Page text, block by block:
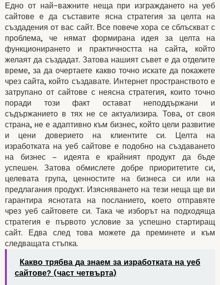
1. ИЗБОР НА
ИЗРАБОТКА НА УЕБ
Едно от най-важните неща при изграждането на уеб
сайтове е да съставите ясна стратегия за целта на
създадения от вас сайт. Все повече хора се сблъскват с
проблема, че нямат формирана идея за целта на
функционирането и практичността на сайта, който
желаят да създадат. Затова нашият съвет е да отделите
време, за да очертаете какво точно искате да покажете
чрез сайта, който създавате. Интернет пространството е
затрупано от сайтове с неясна стратегия, които точно
поради този факт остават неподдържани и
съдържанието в тях не се актуализира. Това, от своя
страна, не е адаптивно към бизнес, който цели развитие
и цени доверието на клиентите си. Целта на
изработката на уеб сайтове е подобно на създаването
на бизнес – идеята е крайният продукт да бъде
успешен. Затова обмислете добре приоритетите си,
целевата група, ценностите на бизнеса си или на
предлагания продукт. Изясняването на тези неща ще ви
гарантира яснотата на посланието, което отправяте
чрез уеб сайтовете си. Така че изборът на подходяща
стратегия е първото условие за успешно стартиращ
сайт. Едва след това можете да преминете и към
следващата стъпка.
Какво трябва да знаем за изработката на уеб
сайтове? (част четвърта)